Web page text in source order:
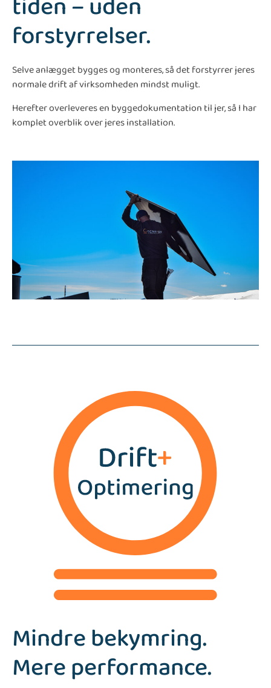
forstyrrelser.
Selve anlægget bygges og monteres, så det forstyrrer jeres
normale drift af virksomheden mindst muligt.
Herefter overleveres en byggedokumentation til jer, så I har
komplet overblik over jeres installation.
Mindre bekymring.
Mere performance.